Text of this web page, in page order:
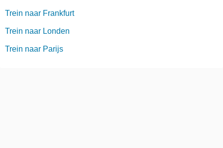
Trein naar Frankfurt
Trein naar Londen
Trein naar Parijs